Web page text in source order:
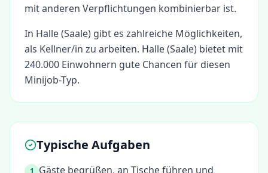
mit anderen Verpflichtungen kombinierbar ist.
In Halle (Saale) gibt es zahlreiche Möglichkeiten,
als Kellner/in zu arbeiten. Halle (Saale) bietet mit
240.000 Einwohnern gute Chancen für diesen
Minijob-Typ.
Typische Aufgaben
1
Gäste begrüßen, an Tische führen und